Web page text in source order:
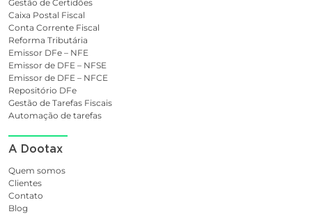
Gestão de Certidões
Caixa Postal Fiscal
Conta Corrente Fiscal
Reforma Tributária
Emissor DFe – NFE
Emissor de DFE – NFSE
Emissor de DFE – NFCE
Repositório DFe
Gestão de Tarefas Fiscais
Automação de tarefas
A Dootax
Quem somos
Clientes
Contato
Blog